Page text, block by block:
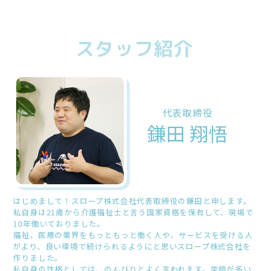
スタッフ紹介
代表取締役
鎌田 翔悟
はじめまして！スロープ株式会社代表取締役の鎌田と申します。
私自身は21歳から介護福祉士と言う国家資格を保有して、現場で
10年働いておりました。
福祉、医療の業界をもっともっと働く人や、サービスを受ける人
がより、良い環境で続けられるようにと思いスロープ株式会社を
作りました。